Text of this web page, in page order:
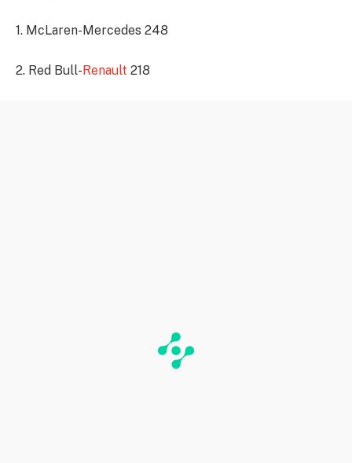
1. McLaren-Mercedes 248
2. Red Bull- Renault 218